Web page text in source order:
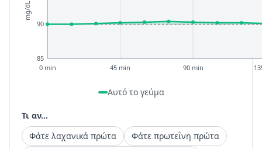
85
90
0 min 45 min 90 min
mg/dL
Αυτό το γεύμα
Τι αν...
Φάτε λαχανικά πρώτα
Φάτε πρωτεΐνη πρώτα